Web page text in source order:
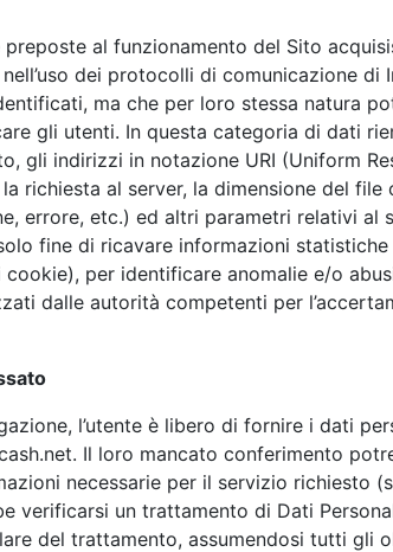
al funzionamento del Sito
dei protocolli di comunicazione
ma che per loro stessa natura
gli utenti. In questa categoria di dati
gli indirizzi in notazione URI (Uniform
richiesta al server, la dimensione del
errore, etc.) ed altri parametri relativi al
fine di ricavare informazioni
per identificare anomalie e/o
dalle autorità competenti per
l’utente è libero di fornire i dati
. Il loro mancato conferimento
necessarie per il servizio richiesto
verificarsi un trattamento di Dati
del trattamento, assumendosi tutti gli